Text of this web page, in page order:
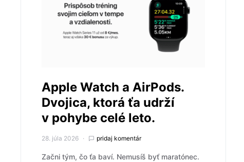
Apple Watch a AirPods.
Dvojica, ktorá ťa udrží
v pohybe celé leto.
28. júla 2026 pridaj komentár
Začni tým, čo ťa baví. Nemusíš byť maratónec.